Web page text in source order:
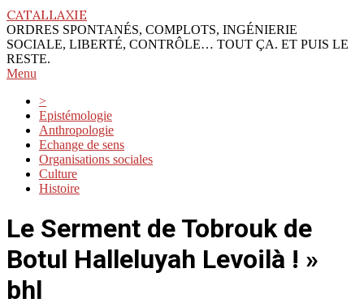
Skip
to
content
CATALLAXIE
ORDRES SPONTANÉS, COMPLOTS, INGÉNIERIE
SOCIALE, LIBERTÉ, CONTRÔLE… TOUT ÇA. ET PUIS LE
RESTE.
Primary
Menu
Menu
>
Epistémologie
Anthropologie
Echange de sens
Organisations sociales
Culture
Histoire
Le Serment de Tobrouk de
Botul Halleluyah Levoilà ! »
bhl